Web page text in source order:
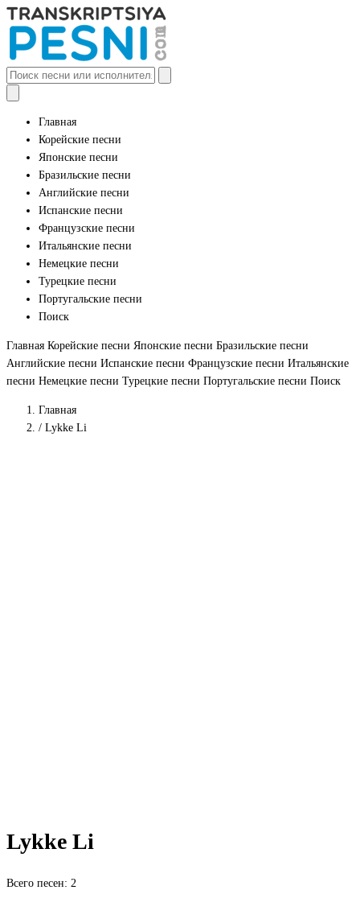
Главная
Корейские песни
Японские песни
Бразильские песни
Английские песни
Испанские песни
Французские песни
Итальянские песни
Немецкие песни
Турецкие песни
Португальские песни
Поиск
Главная Корейские песни Японские песни Бразильские песни
Английские песни Испанские песни Французские песни Итальянские
песни Немецкие песни Турецкие песни Португальские песни Поиск
Главная
/ Lykke Li
Lykke Li
Всего песен: 2